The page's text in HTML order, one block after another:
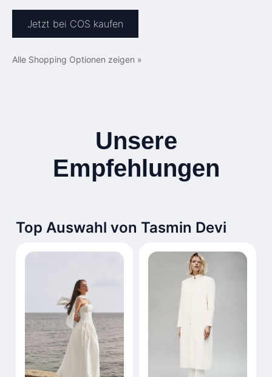
Jetzt bei COS kaufen
Alle Shopping Optionen zeigen »
Unsere
Empfehlungen
Top Auswahl von Tasmin Devi